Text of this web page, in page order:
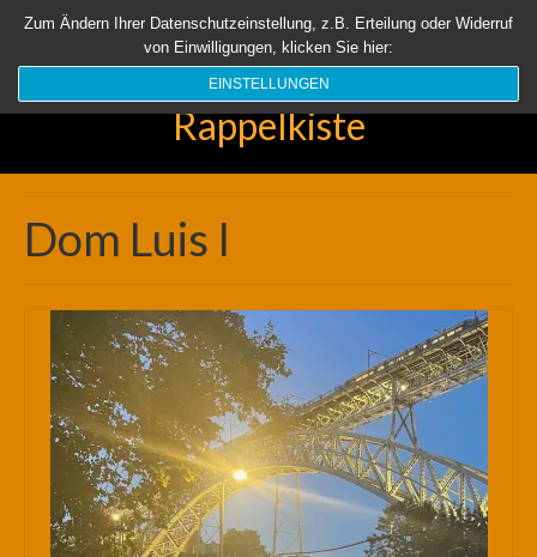
Startseite Aktuell Über uns Unsere Rappelkiste Länder
Suchen
Rappelkiste
Dom Luis I
Zum Ändern Ihrer Datenschutzeinstellung, z.B. Erteilung oder Widerruf
von Einwilligungen, klicken Sie hier:
EINSTELLUNGEN